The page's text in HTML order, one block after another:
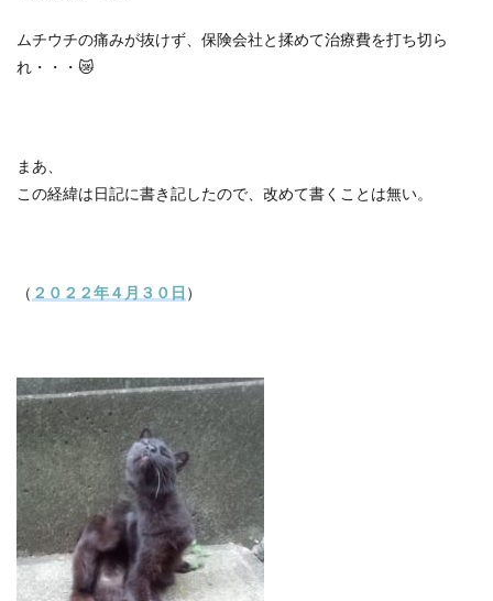
ムチウチの痛みが抜けず、保険会社と揉めて治療費を打ち切ら
れ・・・😿
まあ、
この経緯は日記に書き記したので、改めて書くことは無い。
（ ２０２２年４月３０日 ）